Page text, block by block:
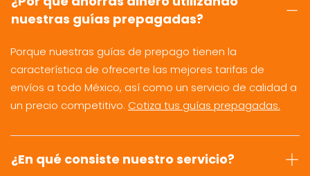
nuestras guías prepagadas?
Porque nuestras guías de prepago tienen la
característica de ofrecerte las mejores tarifas de
envíos a todo México, así como un servicio de calidad a
un precio competitivo. Cotiza tus guías prepagadas.
¿En qué consiste nuestro servicio?